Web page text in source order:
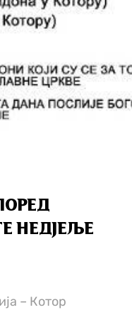
НЕДЈЕЉЕ
– Котор